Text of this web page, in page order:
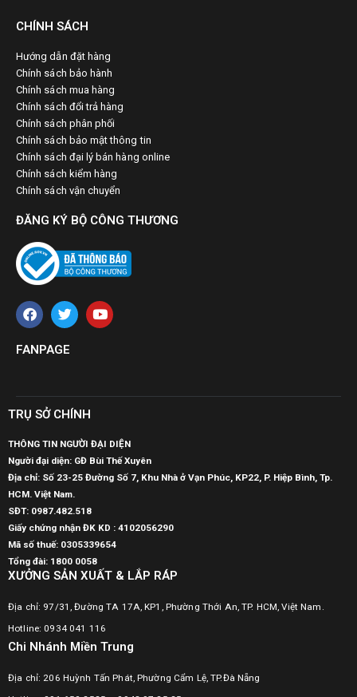
CHÍNH SÁCH
Hướng dẫn đặt hàng
Chính sách bảo hành
Chính sách mua hàng
Chính sách đổi trả hàng
Chính sách phân phối
Chính sách bảo mật thông tin
Chính sách đại lý bán hàng online
Chính sách kiểm hàng
Chính sách vận chuyển
ĐĂNG KÝ BỘ CÔNG THƯƠNG
FANPAGE
TRỤ SỞ CHÍNH
THÔNG TIN NGƯỜI ĐẠI DIỆN
Người đại diện: GĐ Bùi Thế Xuyên
Địa chỉ: Số 23-25 Đường Số 7, Khu Nhà ở Vạn Phúc, KP22, P. Hiệp Bình, Tp.
HCM. Việt Nam.
SĐT: 0987.482.518
Giấy chứng nhận ĐK KD : 4102056290
Mã số thuế: 0305339654
Tổng đài: 1800 0058
XƯỞNG SẢN XUẤT & LẮP RÁP
Địa chỉ: 97/31, Đường TA 17A, KP1, Phường Thới An, TP. HCM, Việt Nam.
Hotline: 0934 041 116
Chi Nhánh Miền Trung
Địa chỉ: 206 Huỳnh Tấn Phát, Phường Cẩm Lệ, TP.Đà Nẵng